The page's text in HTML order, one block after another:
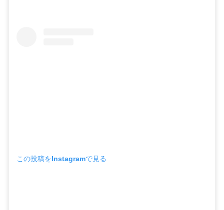
この投稿をInstagramで見る